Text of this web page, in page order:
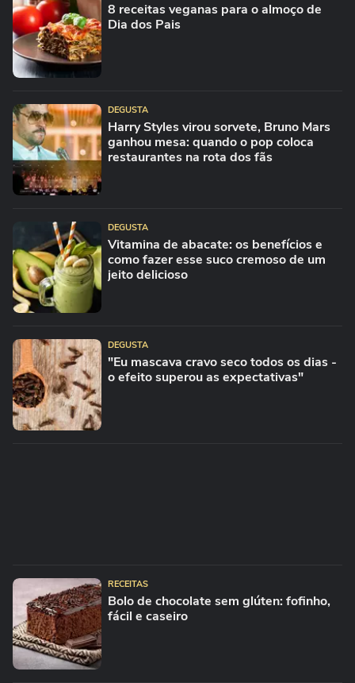
8 receitas veganas para o almoço de
Dia dos Pais
DEGUSTA
Harry Styles virou sorvete, Bruno Mars
ganhou mesa: quando o pop coloca
restaurantes na rota dos fãs
DEGUSTA
Vitamina de abacate: os benefícios e
como fazer esse suco cremoso de um
jeito delicioso
DEGUSTA
"Eu mascava cravo seco todos os dias -
o efeito superou as expectativas"
RECEITAS
Bolo de chocolate sem glúten: fofinho,
fácil e caseiro